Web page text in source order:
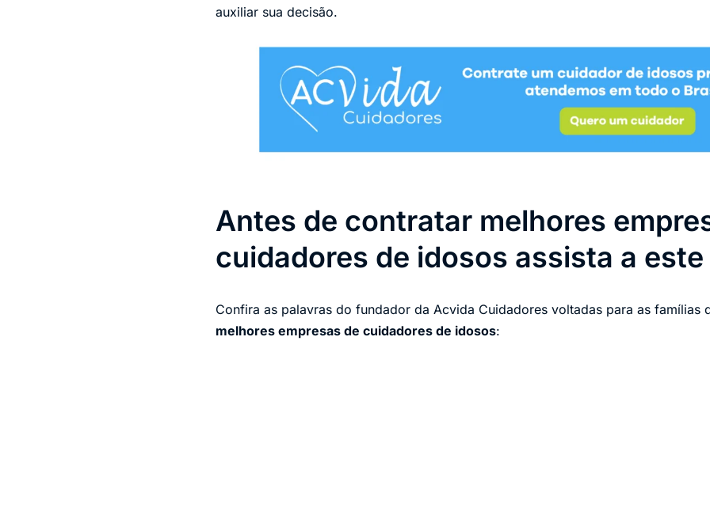
auxiliar sua decisão.
Antes de contratar melhores
cuidadores de idosos assista a
Confira as palavras do fundador da Acvida Cuidadores voltadas para as famílias
melhores empresas de cuidadores de idosos: